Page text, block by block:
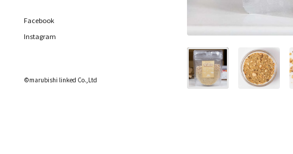
Facebook
Instagram
©marubishi linked Co.,Ltd